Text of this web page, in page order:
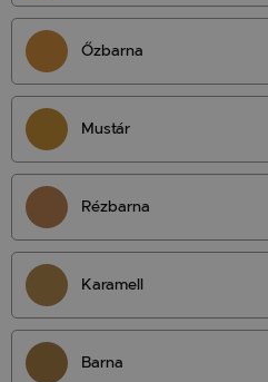
Őzbarna
Mustár
Rézbarna
Karamell
Barna